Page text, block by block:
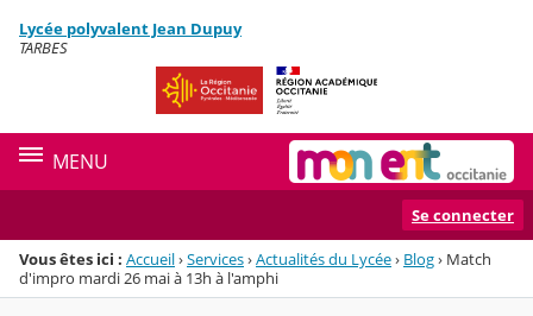
Menu de la rubrique
Contenu
Lycée polyvalent Jean Dupuy
TARBES
MENU
Se connecter
Vous êtes ici : Accueil›Services›Actualités du Lycée› Blog› Match
d'impro mardi 26 mai à 13h à l'amphi